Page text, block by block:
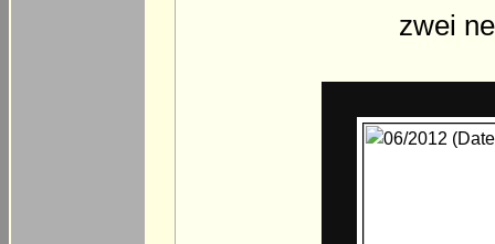
zwei